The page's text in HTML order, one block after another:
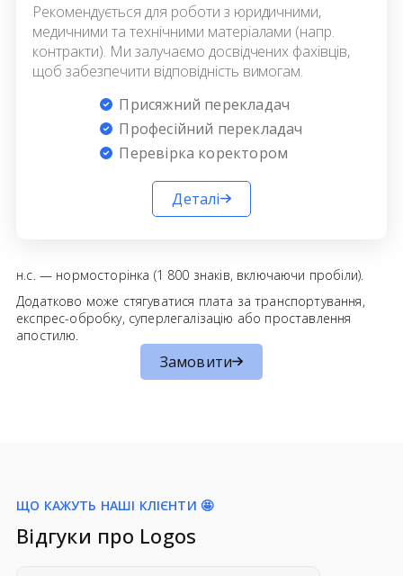
Рекомендується для роботи з юридичними,
медичними та технічними матеріалами (напр.
контракти). Ми залучаємо досвідчених фахівців,
щоб забезпечити відповідність вимогам.
Присяжний перекладач
Професійний перекладач
Перевірка коректором
Деталі
н.с. — нормосторінка (1 800 знаків, включаючи пробіли).
Додатково може стягуватися плата за транспортування,
експрес-обробку, суперлегалізацію або проставлення
апостилю.
Замовити
ЩО КАЖУТЬ НАШІ КЛІЄНТИ 🤩
Відгуки про Logos